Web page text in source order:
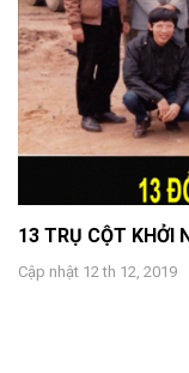
13 TRỤ CỘT KHỞI
Cập nhật 12 th 12, 2019